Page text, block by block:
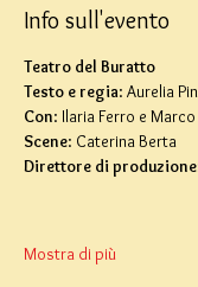
Info sull'evento
Teatro del Buratto
Testo e regia: Aurelia
Con: Ilaria Ferro e
Scene: Caterina Berta
Direttore di produzione
Mostra di più